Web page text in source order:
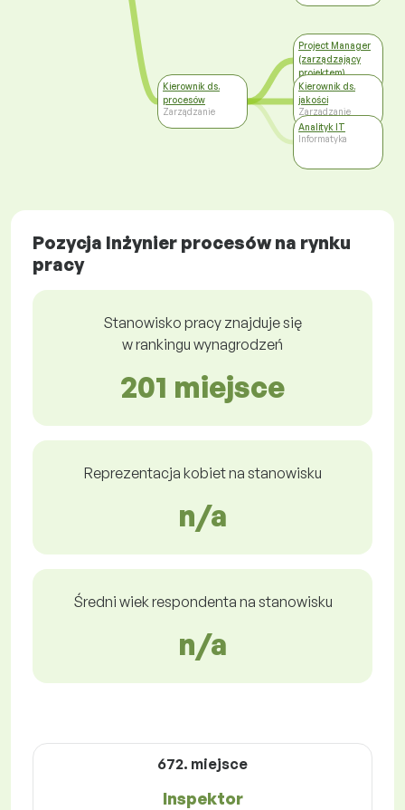
Kierownik ds.
procesów
Zarządzanie
Project Manager
(zarządzający
projektem)
Zarządzanie
Kierownik ds.
jakości
Zarządzanie
Analityk IT
Informatyka
Pozycja Inżynier procesów na rynku
pracy
Stanowisko pracy znajduje się
w rankingu wynagrodzeń
201 miejsce
Reprezentacja kobiet na stanowisku
n/a
Średni wiek respondenta na stanowisku
n/a
672. miejsce
Inspektor